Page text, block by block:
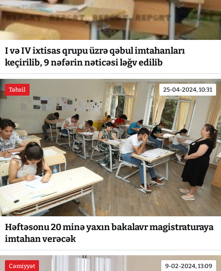
I və IV ixtisas qrupu üzrə qəbul imtahanları
keçirilib, 9 nəfərin nəticəsi ləğv edilib
Təhsil 25-04-2024, 10:31
Həftəsonu 20 minə yaxın bakalavr magistraturaya
imtahan verəcək
Cəmiyyət 9-02-2024, 13:09